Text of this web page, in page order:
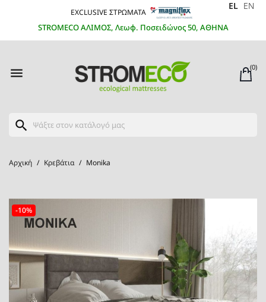
EXCLUSIVE ΣΤΡΩΜΑΤΑ
STROMECO ΑΛΙΜΟΣ, Λεωφ. Ποσειδώνος 50, ΑΘΗΝΑ
EL EN
 (0)
search
Αρχική Κρεβάτια Monika
-10%